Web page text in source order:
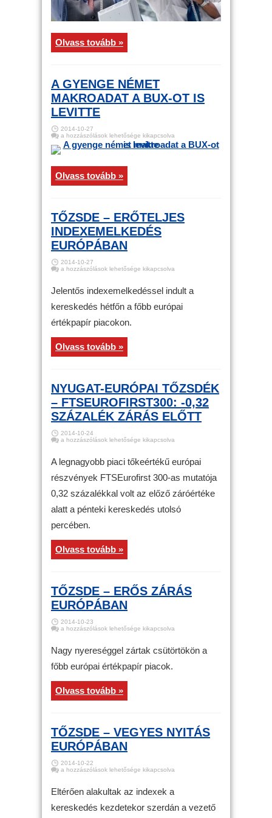
Olvass tovább »
A GYENGE NÉMET
MAKROADAT A BUX-OT IS
LEVITTE
2014-10-27
A
gyenge
német
makroadat
ot
is
a hozzászólások lehetősége kikapcsolva
Olvass tovább »
TŐZSDE – ERŐTELJES
INDEXEMELKEDÉS
EURÓPÁBAN
2014-10-27
Tőzsde
indexemelkedés
Európában
bejegyzéshez
a hozzászólások lehetősége kikapcsolva
Jelentős indexemelkedéssel indult a
kereskedés hétfőn a főbb európai
értékpapír piacokon.
Olvass tovább »
NYUGAT-EURÓPAI TŐZSDÉK
– FTSEUROFIRST300: -0,32
SZÁZALÉK ZÁRÁS ELŐTT
2014-10-24
Nyugat-
–
FTSEurofirst300:
százalék
előtt
a hozzászólások lehetősége kikapcsolva
A legnagyobb piaci tőkeértékű európai
részvények FTSEurofirst 300-as mutatója
0,32 százalékkal volt az előző záróértéke
alatt a pénteki kereskedés utolsó
percében.
Olvass tovább »
TŐZSDE – ERŐS ZÁRÁS
EURÓPÁBAN
2014-10-23
Tőzsde
zárás
Európában
bejegyzéshez
a hozzászólások lehetősége kikapcsolva
Nagy nyereséggel zártak csütörtökön a
főbb európai értékpapír piacok.
Olvass tovább »
TŐZSDE – VEGYES NYITÁS
EURÓPÁBAN
2014-10-22
Tőzsde
nyitás
Európában
bejegyzéshez
a hozzászólások lehetősége kikapcsolva
Eltérően alakultak az indexek a
kereskedés kezdetekor szerdán a vezető